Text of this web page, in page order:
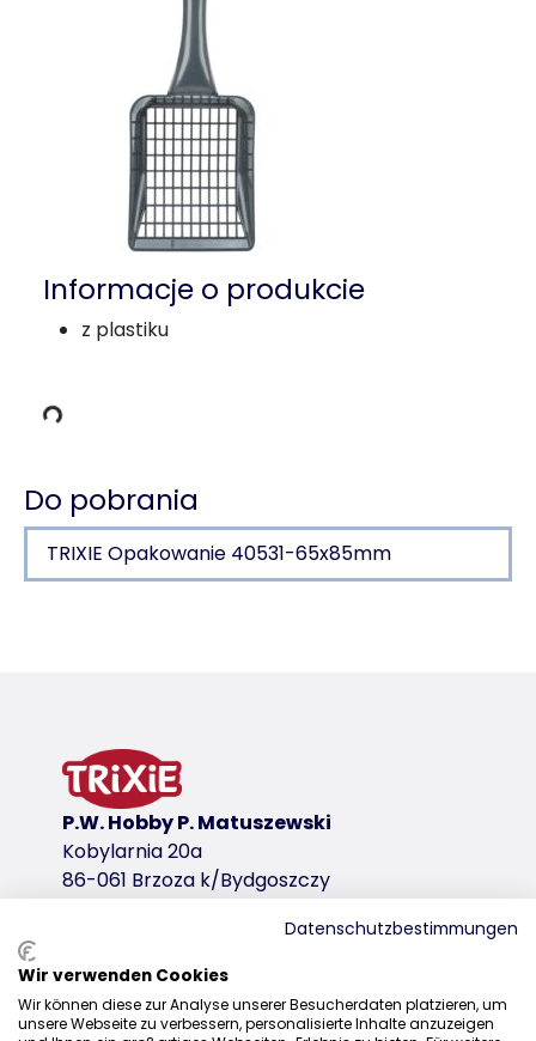
Informacje o produkcie
z plastiku
Do pobrania
TRIXIE Opakowanie 40531-65x85mm
wariant produktu
wariant produktu: unikalny numer
Rozmiar
Kolor
różne
linki do pobrania
TRIXIE Opakowanie 40531-65x85mm
P.W. Hobby P. Matuszewski
Kobylarnia 20a
86-061 Brzoza k/Bydgoszczy
Dystrybucja
+48 52 381 07 31
Datenschutzbestimmungen
Wir verwenden Cookies
Wir können diese zur Analyse unserer Besucherdaten platzieren, um
unsere Webseite zu verbessern, personalisierte Inhalte anzuzeigen